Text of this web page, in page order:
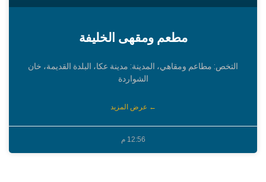
مطعم ومقهى الخليفة
التخص: مطاعم ومقاهي، المدينة: مدينة عكا، البلدة القديمة، خان
الشواردة
← عرض المزيد
12:56 م